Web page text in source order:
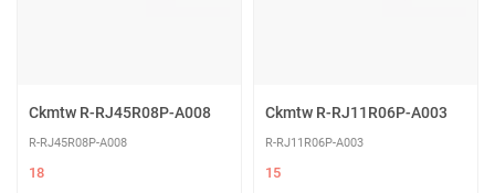
Ckmtw R-RJ45R08P-A008
R-RJ45R08P-A008
18
Ckmtw R-RJ11R06P-A003
R-RJ11R06P-A003
15